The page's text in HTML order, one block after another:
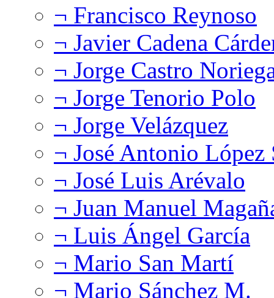
¬ Francisco Reynoso
¬ Javier Cadena
¬ Jorge Castro
¬ Jorge Tenorio Polo
¬ Jorge Velázquez
¬ José Antonio López
¬ José Luis Arévalo
¬ Juan Manuel
¬ Luis Ángel García
¬ Mario San Martí
¬ Mario Sánchez M.